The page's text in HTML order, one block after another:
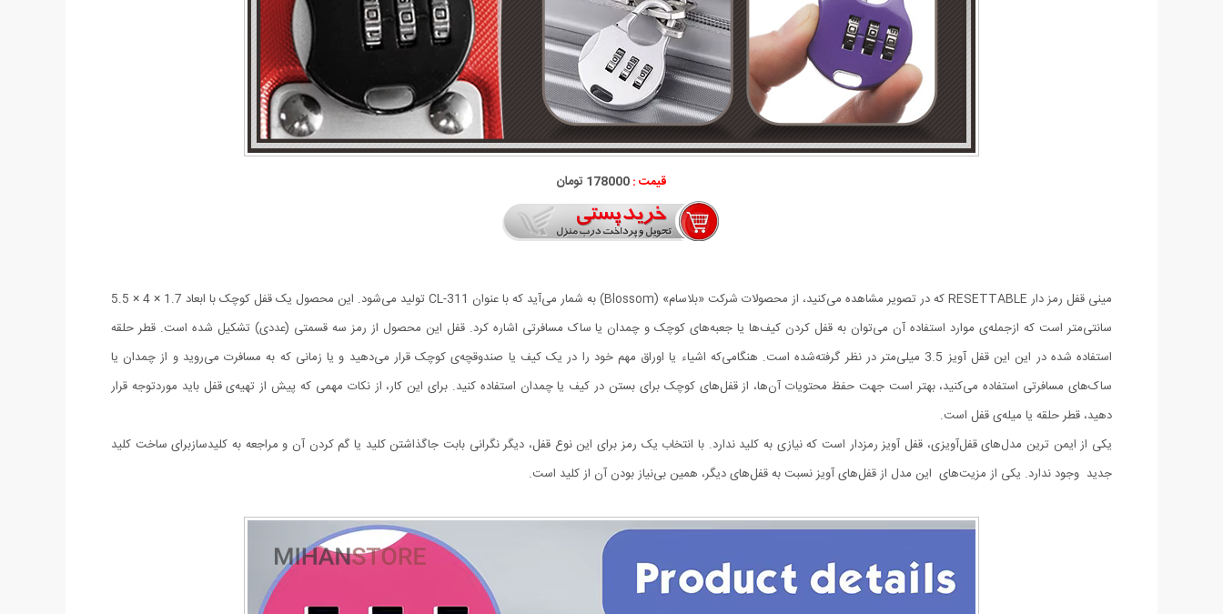
قیمت :178000 تومان
مینی قفل رمز دار RESETTABLE که در تصویر مشاهده می‌کنید، از محصولات شرکت «بلاسام» (Blossom) به شمار می‌آید که با عنوان CL-311 تولید می‌شود. این محصول یک قفل کوچک با ابعاد 1.7 × 4 × 5.5
سانتی‌متر است که ازجمله‌ی موارد استفاده آن می‌توان به قفل کردن کیف‌ها یا جعبه‌های کوچک و چمدان یا ساک مسافرتی اشاره کرد. قفل این محصول از رمز سه قسمتی (عددی) تشکیل شده است. قطر حلقه
استفاده شده در این این قفل آویز 3.5 میلی‌متر در نظر گرفته‌شده است. هنگامی‌که اشیاء یا اوراق مهم خود را در یک کیف یا صندوقچه‌ی کوچک قرار می‌دهید و یا زمانی که به مسافرت می‌روید و از چمدان یا
ساک‌های مسافرتی استفاده می‌کنید، بهتر است جهت حفظ محتویات آن‌ها، از قفل‌های کوچک برای بستن در کیف یا چمدان استفاده کنید. برای این کار، از نکات مهمی که پیش از تهیه‌ی قفل باید موردتوجه قرار
دهید، قطر حلقه یا میله‌‎ی قفل است.
یکی از ایمن ترین مدل‌های قفل‌آویزی، قفل آویز رمزدار است که نیازی به کلید ندارد. با انتخاب یک رمز برای این نوع قفل، دیگر نگرانی بابت جاگذاشتن کلید یا گم کردن آن و مراجعه به کلیدسازبرای ساخت کلید
جدید وجود ندارد. یکی از مزیت‌های این مدل از قفل‌های آویز نسبت به قفل‌های دیگر، همین بی‌نیاز بودن آن از کلید است.